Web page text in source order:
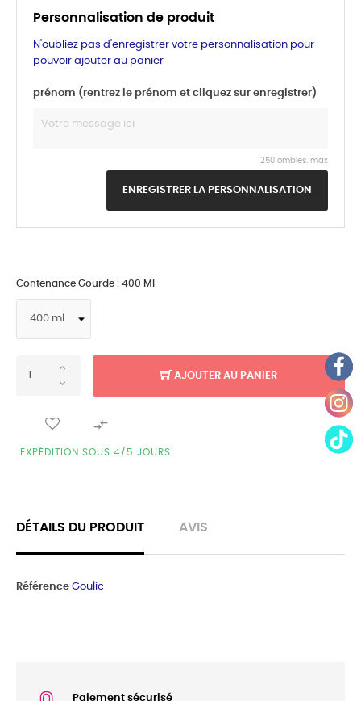
Personnalisation de produit
N'oubliez pas d'enregistrer votre personnalisation pour
pouvoir ajouter au panier
prénom (rentrez le prénom et cliquez sur enregistrer)
250 ombles. max
ENREGISTRER LA PERSONNALISATION
Contenance Gourde : 400 Ml
AJOUTER AU PANIER

EXPÉDITION SOUS 4/5 JOURS
DÉTAILS DU PRODUIT AVIS
Référence Goulic
Paiement sécurisé